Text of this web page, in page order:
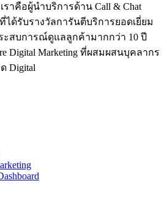
าคือผู้นำบริการด้าน Call & Chat
ที่ได้รับรางวัลการันตีบริการยอดเยี่ยม
ะสบการณ์ดูแลลูกค้ามากกว่า 10 ปี
Digital Marketing ที่ผสมผสนบุคลากร
Digital